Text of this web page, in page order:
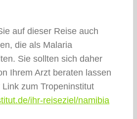
auf dieser Reise auch
die als Malaria
Sie sollten sich daher
Ihrem Arzt beraten lassen
zum Tropeninstitut
ihr-reiseziel/namibia